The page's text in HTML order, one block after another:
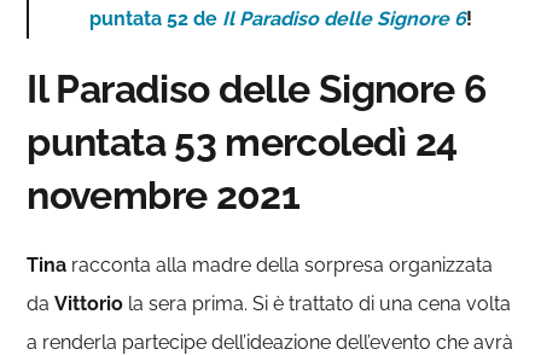
puntata 52 de Il Paradiso delle Signore 6!
Il Paradiso delle Signore 6
puntata 53 mercoledì 24
novembre 2021
Tina racconta alla madre della sorpresa organizzata
daVittorio la sera prima. Si è trattato di una cena volta
a renderla partecipe dell’ideazione dell’evento che avrà